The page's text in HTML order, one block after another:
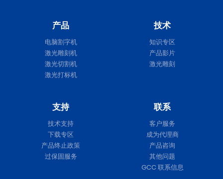
产品
电脑割字机
激光雕刻机
激光切割机
激光打标机
技术
知识专区
产品影片
激光雕刻
支持
技术支持
下载专区
产品终止政策
过保固服务
联系
客户服务
成为代理商
产品咨询
其他问题
GCC 联系信息